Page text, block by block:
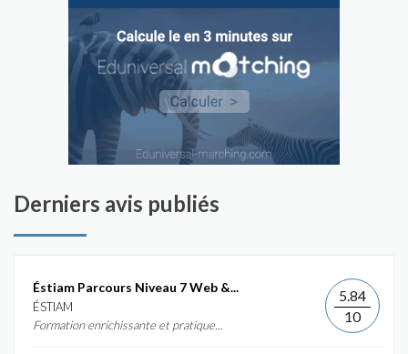
Derniers avis publiés
Éstiam Parcours Niveau 7 Web &...
ÉSTIAM
Formation enrichissante et pratique...
5.84
10